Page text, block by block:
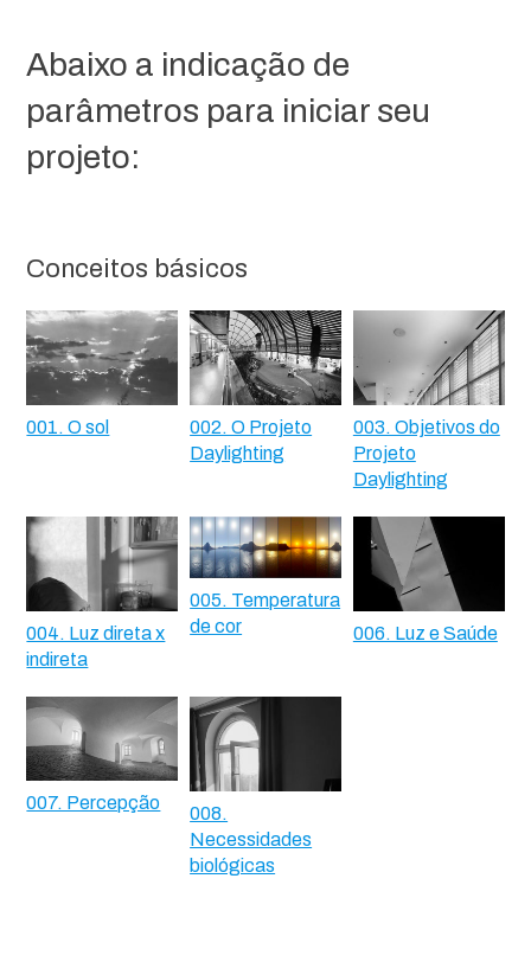
Abaixo a indicação de
parâmetros para iniciar seu
projeto:
Conceitos básicos
001. O sol
002. O Projeto
Daylighting
003. Objetivos do
Projeto
Daylighting
004. Luz direta x
indireta
005. Temperatura
de cor
006. Luz e Saúde
007. Percepção
008.
Necessidades
biológicas